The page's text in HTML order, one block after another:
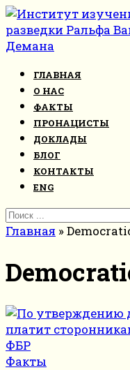
Перейти
к
контенту
ГЛАВНАЯ
О НАС
ФАКТЫ
ПРОНАЦИСТЫ
ДОКЛАДЫ
БЛОГ
КОНТАКТЫ
ENG
Search
for:
Главная »
Факты